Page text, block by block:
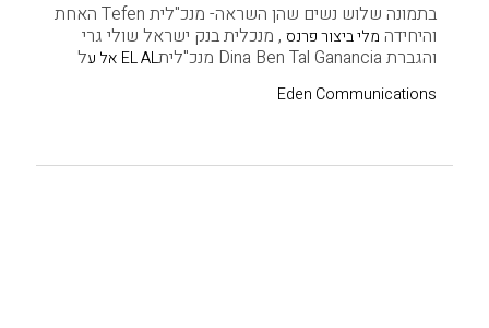
בתמונה שלוש נשים שהן השראה- מנכ"לית Tefen האחת
והיחידה מלי ביצור פרנס , מנכליתבנק ישראל שולי גרי
והגברת Dina Ben Tal Ganancia מנכ"לית
EL AL אל ע ל
Eden Communications